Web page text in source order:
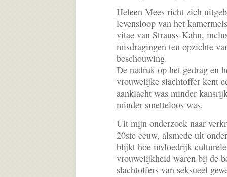
Heleen Mees richt zich
levensloop van het
vitae van Strauss-Kahn,
misdragingen ten opzichte
beschouwing.
De nadruk op het gedrag en
vrouwelijke slachtoffer kent
aanklacht was minder
minder smetteloos was.
Uit mijn onderzoek naar
20ste eeuw, alsmede uit
blijkt hoe invloedrijk
vrouwelijkheid waren bij de
slachtoffers van seksueel